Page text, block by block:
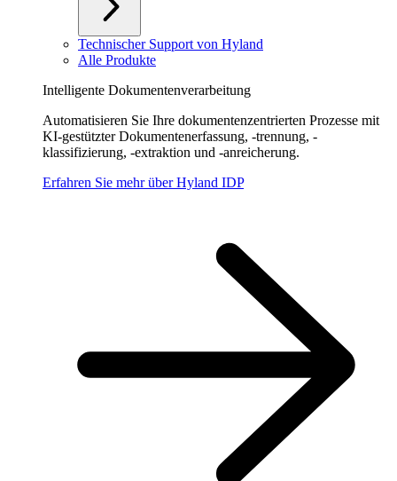
Technischer Support von Hyland
Alle Produkte
Intelligente Dokumentenverarbeitung
Automatisieren Sie Ihre dokumentenzentrierten Prozesse mit
KI-gestützter Dokumentenerfassung, -trennung, -
klassifizierung, -extraktion und -anreicherung.
Erfahren Sie mehr über Hyland IDP